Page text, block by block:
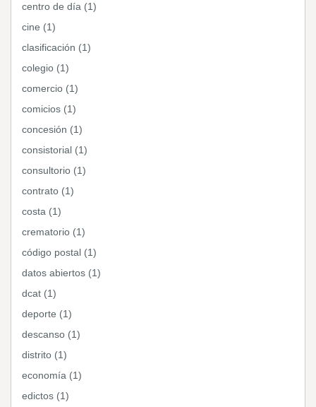
centro de día (1)
cine (1)
clasificación (1)
colegio (1)
comercio (1)
comicios (1)
concesión (1)
consistorial (1)
consultorio (1)
contrato (1)
costa (1)
crematorio (1)
código postal (1)
datos abiertos (1)
dcat (1)
deporte (1)
descanso (1)
distrito (1)
economía (1)
edictos (1)